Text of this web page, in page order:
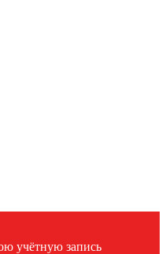
учётную запись